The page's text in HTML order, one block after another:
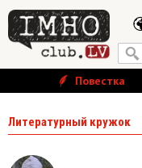
Повестка
Литературный кружок